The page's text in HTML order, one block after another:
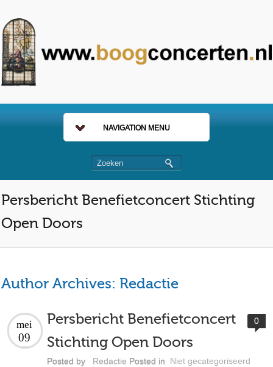
NAVIGATION MENU
Persbericht Benefietconcert Stichting
Open Doors
Author Archives: Redactie
Persbericht Benefietconcert
Stichting Open Doors
mei
09
Posted by Redactie Posted in Niet gecategoriseerd
0